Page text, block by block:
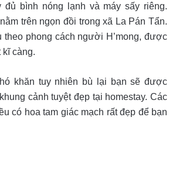
đủ bình nóng lạnh và máy sấy riêng.
trên ngọn đồi trong xã La Pán Tẩn.
phong cách người H’mong, được
kĩ càng.
khăn tuy nhiên bù lại bạn sẽ được
cảnh tuyệt đẹp tại homestay. Các
có hoa tam giác mạch rất đẹp để bạn